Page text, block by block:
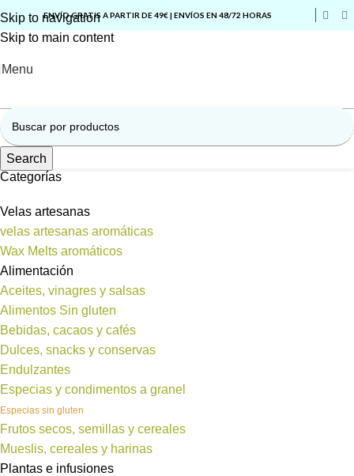
Skip to navigation
Skip to main content
ENVÍO GRATIS A PARTIR DE 49€ | ENVÍOS EN 48/72 HORAS
Menu
Search
Categorías
Velas artesanas
velas artesanas aromáticas
Wax Melts aromáticos
Alimentación
Aceites, vinagres y salsas
Alimentos Sin gluten
Bebidas, cacaos y cafés
Dulces, snacks y conservas
Endulzantes
Especias y condimentos a granel
Especias sin gluten
Frutos secos, semillas y cereales
Mueslis, cereales y harinas
Plantas e infusiones